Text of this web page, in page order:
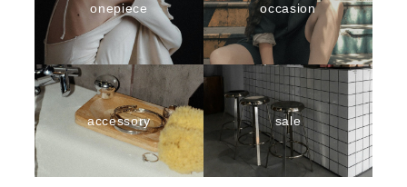
onepiece occasion
accessory sale